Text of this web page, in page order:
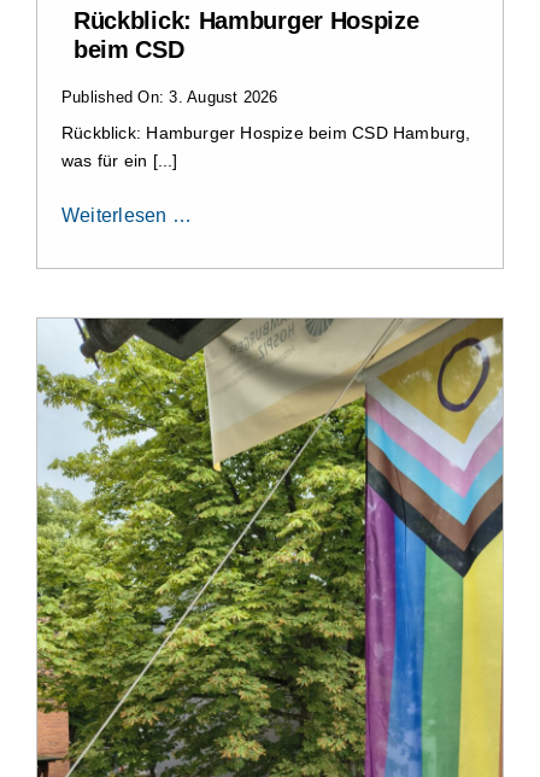
Rückblick: Hamburger Hospize
beim CSD
Published On: 3. August 2026
Rückblick: Hamburger Hospize beim CSD Hamburg,
was für ein [...]
Weiterlesen …